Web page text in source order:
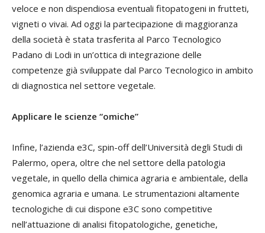
veloce e non dispendiosa eventuali fitopatogeni in frutteti,
vigneti o vivai. Ad oggi la partecipazione di maggioranza
della società è stata trasferita al Parco Tecnologico
Padano di Lodi in un’ottica di integrazione delle
competenze già sviluppate dal Parco Tecnologico in ambito
di diagnostica nel settore vegetale.
Applicare le scienze “omiche”
Infine, l’azienda e3C, spin-off dell’Università degli Studi di
Palermo, opera, oltre che nel settore della patologia
vegetale, in quello della chimica agraria e ambientale, della
genomica agraria e umana. Le strumentazioni altamente
tecnologiche di cui dispone e3C sono competitive
nell’attuazione di analisi fitopatologiche, genetiche,